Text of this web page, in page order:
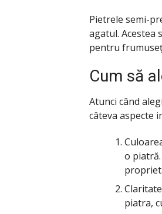
Pietrele semi-
agatul. Acestea
pentru
Cum să
Atunci când
câteva aspecte
o
piatra,